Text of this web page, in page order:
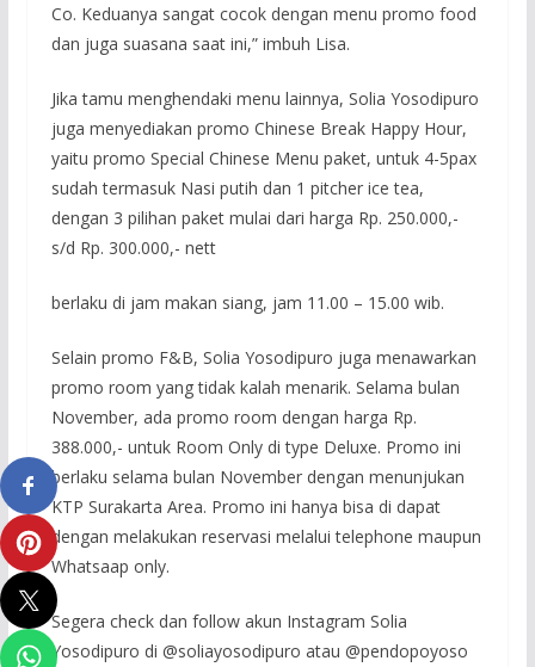
Co. Keduanya sangat cocok dengan menu promo food
dan juga suasana saat ini,” imbuh Lisa.
Jika tamu menghendaki menu lainnya, Solia Yosodipuro
juga menyediakan promo Chinese Break Happy Hour,
yaitu promo Special Chinese Menu paket, untuk 4-5pax
sudah termasuk Nasi putih dan 1 pitcher ice tea,
dengan 3 pilihan paket mulai dari harga Rp. 250.000,-
s/d Rp. 300.000,- nett
berlaku di jam makan siang, jam 11.00 – 15.00 wib.
Selain promo F&B, Solia Yosodipuro juga menawarkan
promo room yang tidak kalah menarik. Selama bulan
November, ada promo room dengan harga Rp.
388.000,- untuk Room Only di type Deluxe. Promo ini
berlaku selama bulan November dengan menunjukan
KTP Surakarta Area. Promo ini hanya bisa di dapat
dengan melakukan reservasi melalui telephone maupun
Whatsaap only.
Segera check dan follow akun Instagram Solia
Yosodipuro di @soliayosodipuro atau @pendopoyoso